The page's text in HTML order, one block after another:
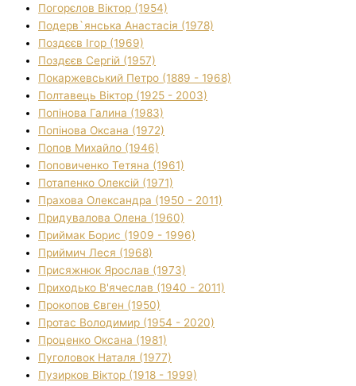
Погорєлов Віктор (1954)
Подерв`янська Анастасія (1978)
Поздєєв Ігор (1969)
Поздєєв Сергій (1957)
Покаржевський Петро (1889 - 1968)
Полтавець Віктор (1925 - 2003)
Попінова Галина (1983)
Попінова Оксана (1972)
Попов Михайло (1946)
Поповиченко Тетяна (1961)
Потапенко Олексій (1971)
Прахова Олександра (1950 - 2011)
Придувалова Олена (1960)
Приймак Борис (1909 - 1996)
Приймич Леся (1968)
Присяжнюк Ярослав (1973)
Приходько В'ячеслав (1940 - 2011)
Прокопов Євген (1950)
Протас Володимир (1954 - 2020)
Проценко Оксана (1981)
Пуголовок Наталя (1977)
Пузирков Віктор (1918 - 1999)